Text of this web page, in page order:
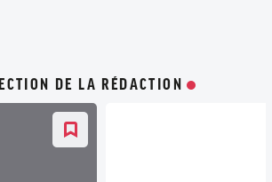
DE LA RÉDACTION